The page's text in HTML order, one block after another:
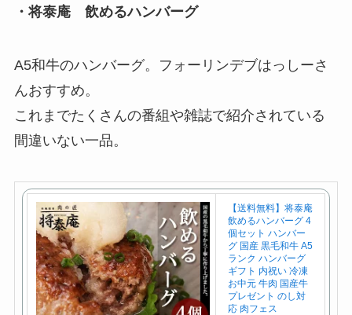
・将泰庵 飲めるハンバーグ
A5和牛のハンバーグ。フォーリンデブはっしーさ
んおすすめ。
これまでたくさんの番組や雑誌で紹介されている
間違いない一品。
【送料無料】将泰庵
飲めるハンバーグ 4
個セット ハンバー
グ 国産 黒毛和牛 A5
ランク ハンバーグ
ギフト 内祝い 冷凍
お中元 牛肉 国産牛
プレゼント のし対
応 肉フェス